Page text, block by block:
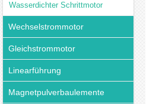
Wasserdichter Schrittmotor
Wechselstrommotor
Gleichstrommotor
Linearführung
Magnetpulverbaulemente